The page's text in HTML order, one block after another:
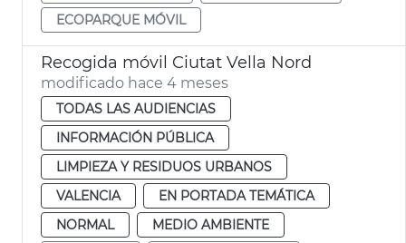
ECOPARQUE MÓVIL
Recogida móvil Ciutat Vella Nord
modificado hace 4 meses
TODAS LAS AUDIENCIAS
INFORMACIÓN PÚBLICA
LIMPIEZA Y RESIDUOS URBANOS
VALENCIA
EN PORTADA TEMÁTICA
NORMAL
MEDIO AMBIENTE